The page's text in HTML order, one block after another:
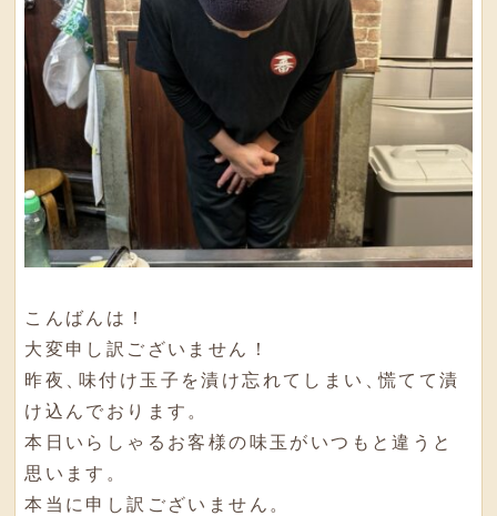
こんばんは！
大変申し訳ございません！
昨夜
、味付け玉子を漬け忘れてしまい 、慌てて漬
け込んでおります 。
本日いらしゃるお客様の味玉がいつもと違うと
思います 。
本当に申し訳ございません 。